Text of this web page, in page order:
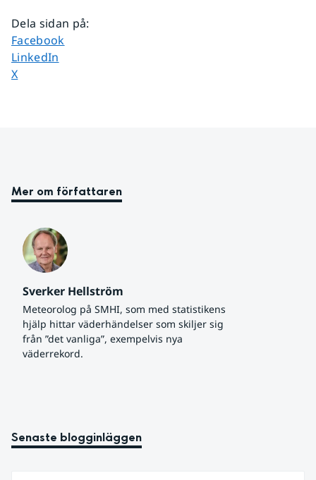
Dela sidan på:
Dela sidan på
Facebook
Dela sidan på
LinkedIn
Dela sidan på
X
Mer om författaren
Sverker Hellström
Meteorolog på SMHI, som med statistikens
hjälp hittar väderhändelser som skiljer sig
från ”det vanliga”, exempelvis nya
väderrekord.
Senaste blogginläggen